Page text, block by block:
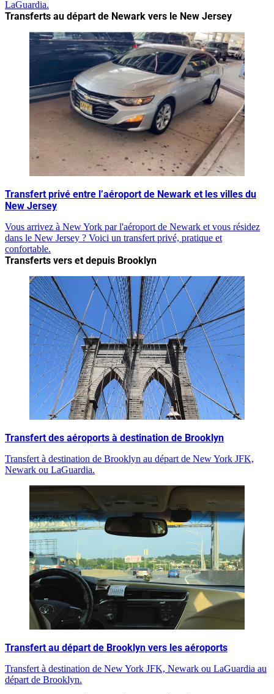
LaGuardia.
Transferts au départ de Newark vers le New Jersey
Transfert privé entre l’aéroport de Newark et les villes du
New Jersey
Vous arrivez à New York par l'aéroport de Newark et vous résidez
dans le New Jersey ? Voici un transfert privé, pratique et
confortable.
Transferts vers et depuis Brooklyn
Transfert des aéroports à destination de Brooklyn
Transfert à destination de Brooklyn au départ de New York JFK,
Newark ou LaGuardia.
Transfert au départ de Brooklyn vers les aéroports
Transfert à destination de New York JFK, Newark ou LaGuardia au
départ de Brooklyn.